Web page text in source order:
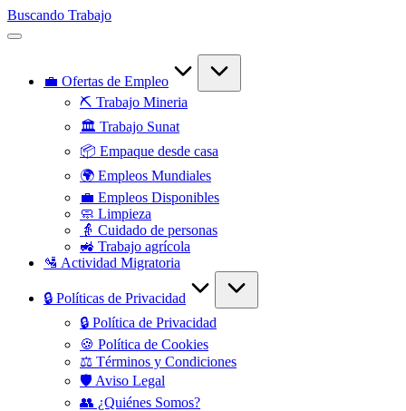
Saltar
al
Buscando Trabajo
Empleos
💼 Ofertas de Empleo
⛏️ Trabajo Mineria
🏛️ Trabajo Sunat
📦 Empaque desde casa
🌍 Empleos Mundiales
💼 Empleos Disponibles
🧼 Limpieza
👵 Cuidado de personas
🚜 Trabajo agrícola
🛂 Actividad Migratoria
🔒 Políticas de Privacidad
🔒 Política de Privacidad
🍪 Política de Cookies
⚖️ Términos y Condiciones
🛡️ Aviso Legal
👥 ¿Quiénes Somos?